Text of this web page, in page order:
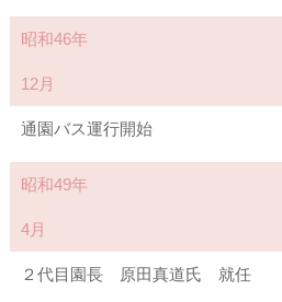
昭和46年
12月
通園バス運行開始
昭和49年
4月
２代目園長 原田真道氏 就任